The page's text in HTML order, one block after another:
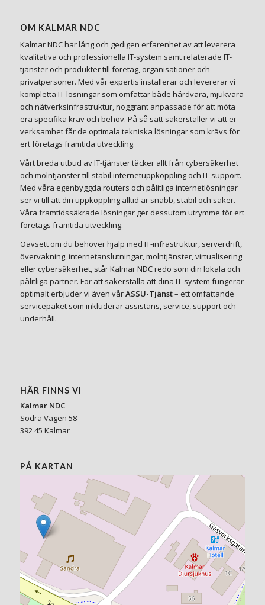
OM KALMAR NDC
Kalmar NDC har lång och gedigen erfarenhet av att leverera
kvalitativa och professionella IT-system samt relaterade IT-
tjänster och produkter till företag, organisationer och
privatpersoner. Med vår expertis installerar och levererar vi
kompletta IT-lösningar som omfattar både hårdvara, mjukvara
och nätverksinfrastruktur, noggrant anpassade för att möta
era specifika krav och behov. På så sätt säkerställer vi att er
verksamhet får de optimala tekniska lösningar som krävs för
ert företags framtida utveckling.
Vårt breda utbud av IT-tjänster täcker allt från cybersäkerhet
och molntjänster till stabil internetuppkoppling och IT-support.
Med våra egenbyggda routers och pålitliga internetlösningar
ser vi till att din uppkoppling alltid är snabb, stabil och säker.
Våra framtidssäkrade lösningar ger dessutom utrymme för ert
företags framtida utveckling.
Oavsett om du behöver hjälp med IT-infrastruktur, serverdrift,
övervakning, internetanslutningar, molntjänster, virtualisering
eller cybersäkerhet, står Kalmar NDC redo som din lokala och
pålitliga partner. För att säkerställa att dina IT-system fungerar
optimalt erbjuder vi även vårASSU-Tjänst– ett omfattande
servicepaket som inkluderar assistans, service, support och
underhåll.
HÄR FINNS VI
Kalmar NDC
Södra Vägen 58
392 45 Kalmar
PÅ KARTAN